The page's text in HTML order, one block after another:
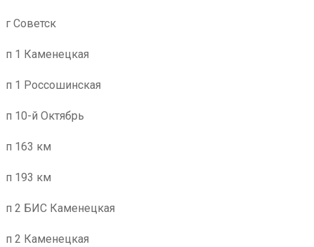
г Советск
п 1 Каменецкая
п 1 Россошинская
п 10-й Октябрь
п 163 км
п 193 км
п 2 БИС Каменецкая
п 2 Каменецкая